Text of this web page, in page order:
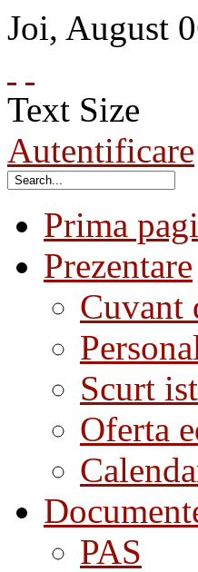
Joi, August
Text Size
Autentificare
Prima
Prezentare
Cuvant
Scurt
Oferta
PAS